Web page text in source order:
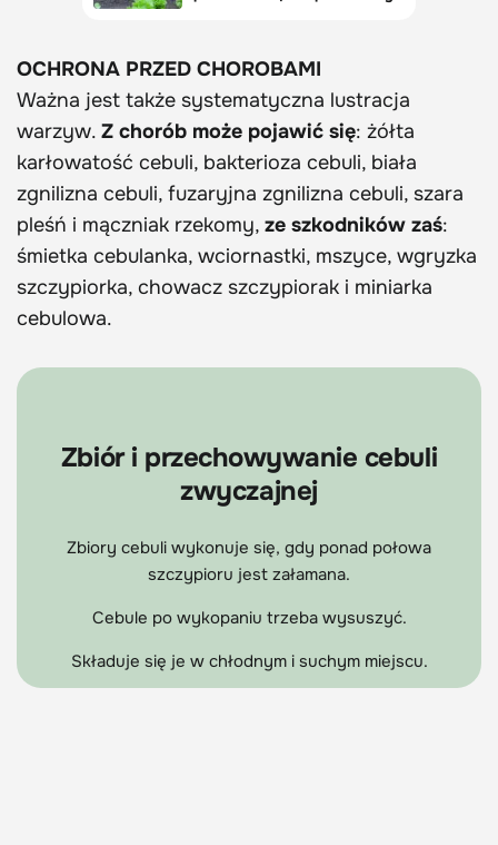
OCHRONA PRZED CHOROBAMI
Ważna jest także systematyczna lustracja
warzyw. Z chorób może pojawić się: żółta
karłowatość cebuli, bakterioza cebuli, biała
zgnilizna cebuli, fuzaryjna zgnilizna cebuli, szara
pleśń i mączniak rzekomy, ze szkodników zaś:
śmietka cebulanka, wciornastki, mszyce, wgryzka
szczypiorka, chowacz szczypiorak i miniarka
cebulowa.
Zbiór i przechowywanie cebuli
zwyczajnej
Zbiory cebuli wykonuje się, gdy ponad połowa
szczypioru jest załamana.
Cebule po wykopaniu trzeba wysuszyć.
Składuje się je w chłodnym i suchym miejscu.